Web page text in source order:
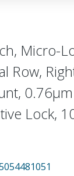
Micro-
Row,
Lock,